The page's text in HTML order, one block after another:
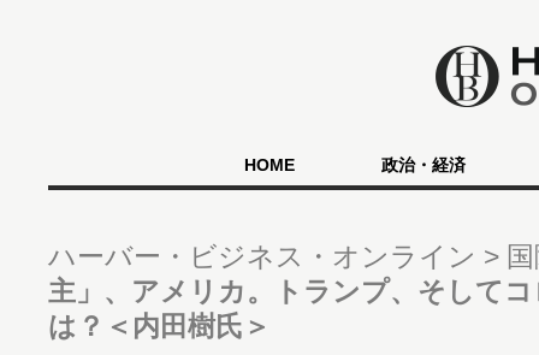
HOME 政治・経済
ハーバー・ビジネス・オンライン
主」、アメリカ。トランプ、そして
は？＜内田樹氏＞